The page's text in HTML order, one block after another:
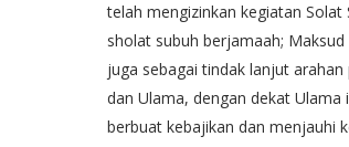
telah mengizinkan kegiatan
sholat subuh berjamaah;
juga sebagai tindak lanjut
dan Ulama, dengan dekat
berbuat kebajikan dan menjauhi